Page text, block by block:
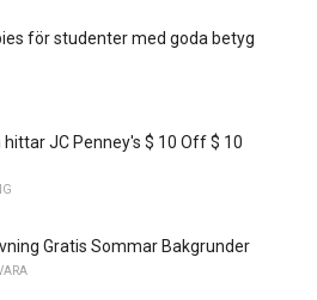
för studenter med goda betyg
hittar JC Penney's $ 10 Off $ 10
Gratis Sommar Bakgrunder